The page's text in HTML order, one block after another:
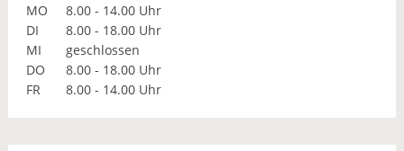
MO
8.00 - 14.00 Uhr
DI
8.00 - 18.00 Uhr
MI
geschlossen
DO
8.00 - 18.00 Uhr
FR
8.00 - 14.00 Uhr